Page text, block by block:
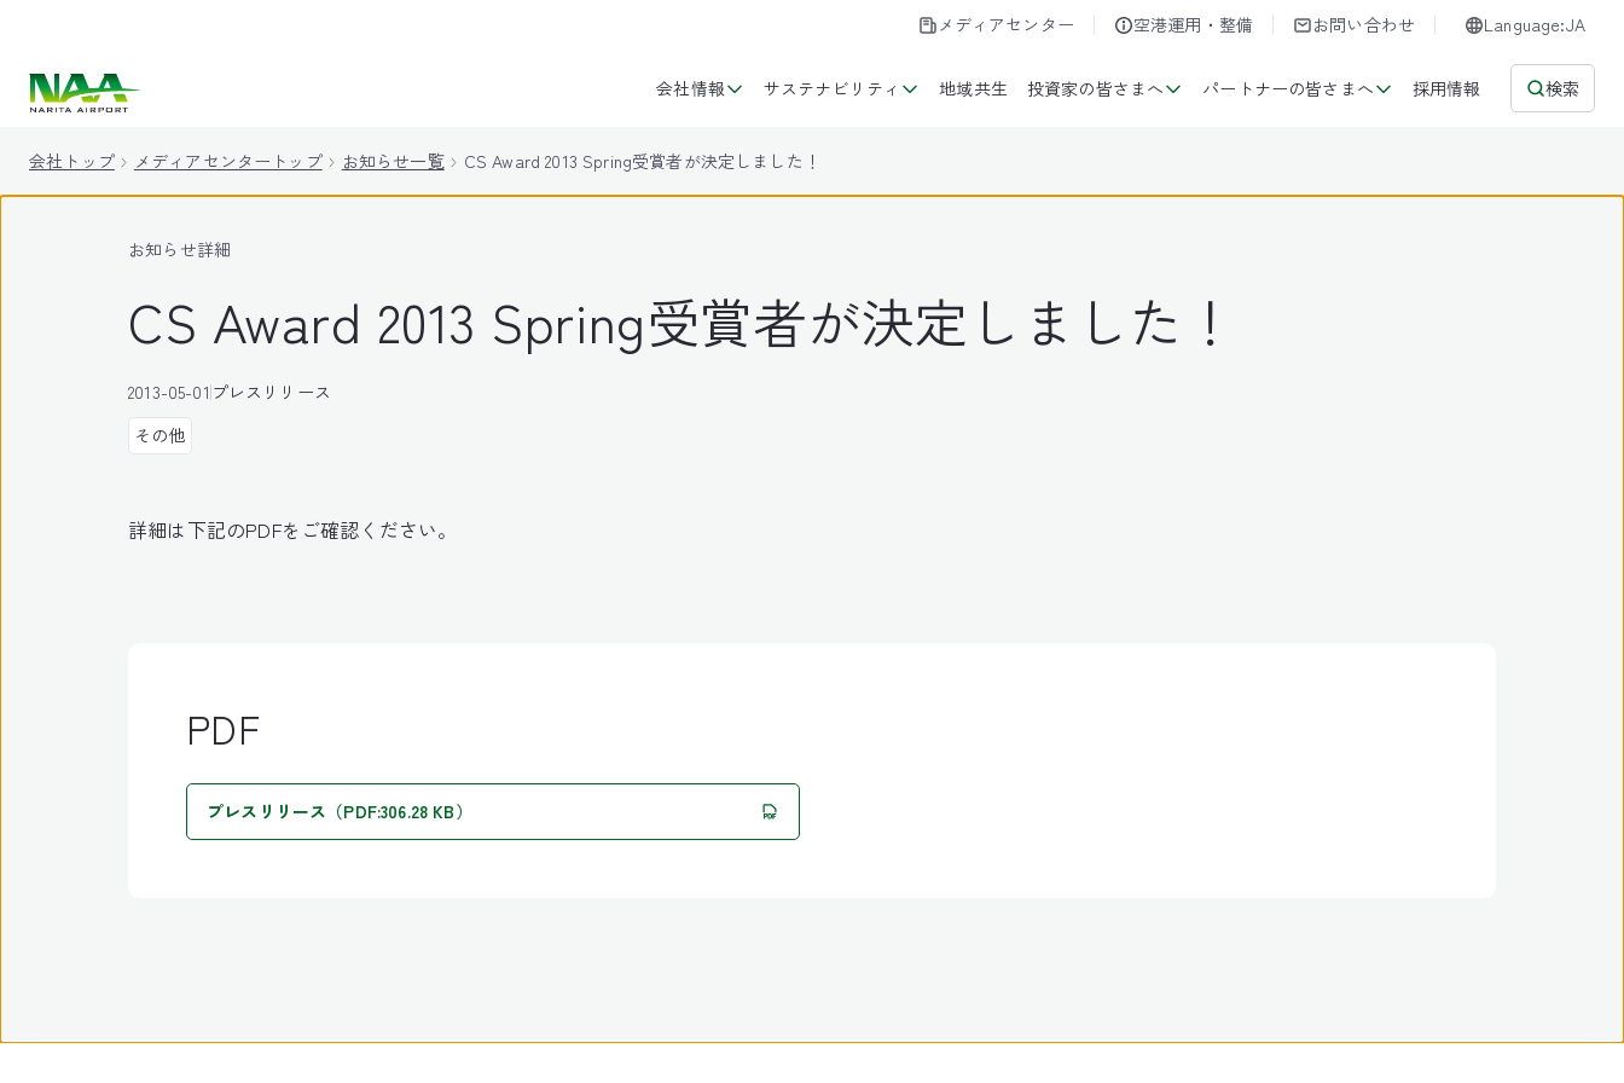
メディアセンター 空港運用・整備 お問い合わせ Language:JA
会社情報 サステナビリティ 地域共生 投資家の皆さまへ パートナーの皆さまへ 採用情報 検索
会社トップ メディアセンタートップ お知らせ一覧 CS Award 2013 Spring受賞者が決定しました！
お知らせ詳細
CS Award 2013 Spring受賞者が決定しました！
2013-05-01プレスリリース
その他
詳細は下記のPDFをご確認ください。
PDF
プレスリリース（PDF:306.28 KB）